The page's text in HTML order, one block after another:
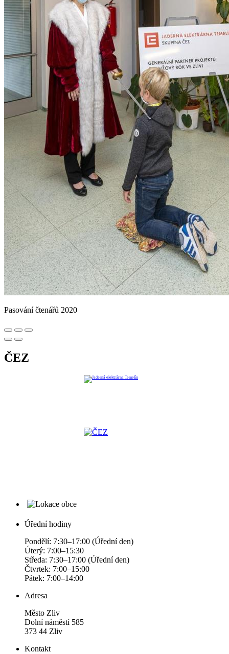
Pasování čtenářů 2020
ČEZ
Úřední hodiny
Pondělí: 7:30–17:00 (Úřední den)
Úterý: 7:00–15:30
Středa: 7:30–17:00 (Úřední den)
Čtvrtek: 7:00–15:00
Pátek: 7:00–14:00
Adresa
Město Zliv
Dolní náměstí 585
373 44 Zliv
Kontakt